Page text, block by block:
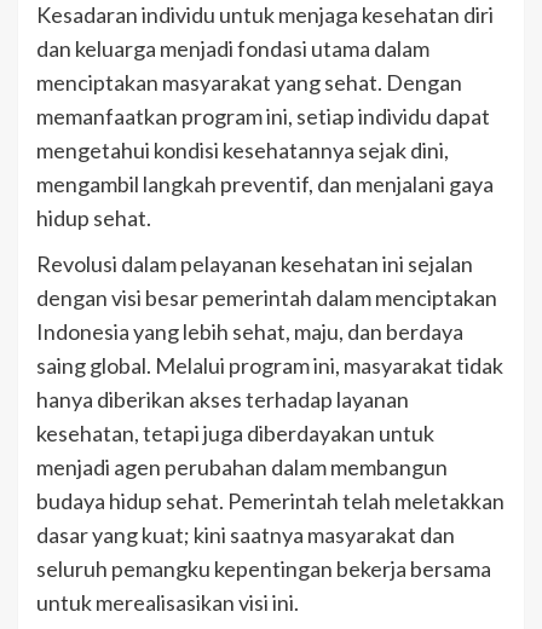
Kesadaran individu untuk menjaga kesehatan diri
dan keluarga menjadi fondasi utama dalam
menciptakan masyarakat yang sehat. Dengan
memanfaatkan program ini, setiap individu dapat
mengetahui kondisi kesehatannya sejak dini,
mengambil langkah preventif, dan menjalani gaya
hidup sehat.
Revolusi dalam pelayanan kesehatan ini sejalan
dengan visi besar pemerintah dalam menciptakan
Indonesia yang lebih sehat, maju, dan berdaya
saing global. Melalui program ini, masyarakat tidak
hanya diberikan akses terhadap layanan
kesehatan, tetapi juga diberdayakan untuk
menjadi agen perubahan dalam membangun
budaya hidup sehat. Pemerintah telah meletakkan
dasar yang kuat; kini saatnya masyarakat dan
seluruh pemangku kepentingan bekerja bersama
untuk merealisasikan visi ini.